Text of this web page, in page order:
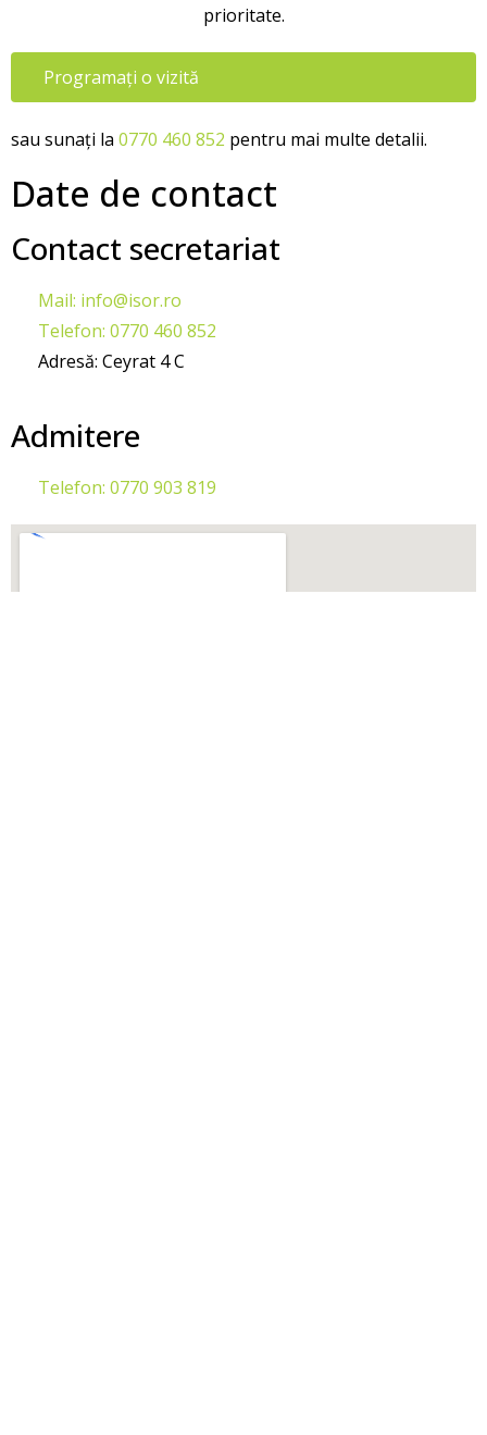
prioritate.
Programați o vizită
sau sunați la 0770 460 852 pentru mai multe detalii.
Date de contact
Contact secretariat
Mail: info@isor.ro
Telefon: 0770 460 852
Adresă: Ceyrat 4 C
Admitere
Telefon: 0770 903 819